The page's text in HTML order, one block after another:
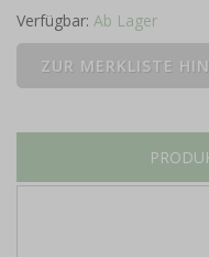
Verfügbar: Ab Lager